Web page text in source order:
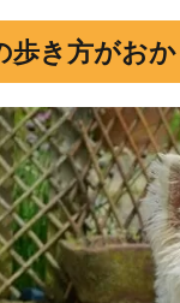
歩き方がお